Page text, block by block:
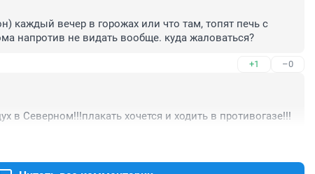
каждый вечер в горожах или что там, топят печь с
напротив не видать вообще. куда жаловаться?
+1 –0
в Северном!!!плакать хочется и ходить в противогазе!!!